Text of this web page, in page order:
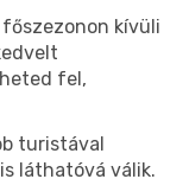
főszezonon kívüli
fel,
turistával
láthatóvá válik.